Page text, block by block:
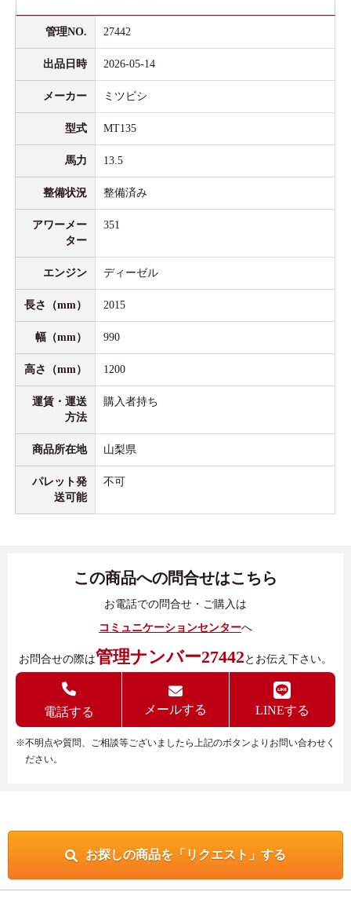
管理NO. 27442
出品日時 2026-05-14
メーカー ミツビシ
型式 MT135
馬力 13.5
整備状況 整備済み
アワーメー
ター
351
エンジン ディーゼル
長さ（mm） 2015
幅（mm） 990
高さ（mm） 1200
運賃・運送
方法
購入者持ち
商品所在地 山梨県
パレット発
送可能
不可
この商品への問合せはこちら
お電話での問合せ・ご購入は
コミュニケーションセンターへ
お問合せの際は管理ナンバー27442 とお伝え下さい。
電話する メールする LINEする
※不明点や質問、ご相談等ございましたら上記のボタンよりお問い合わせく
ださい。
お探しの商品を「リクエスト」する